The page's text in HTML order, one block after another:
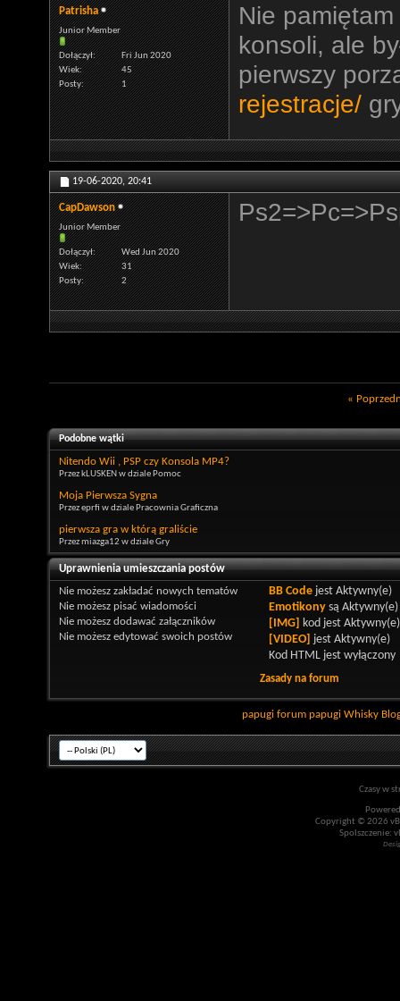
Patrisha
Junior Member
Dołączył
Fri Jun 2020
Wiek
45
Posty
1
Nie
konsoli, ale
pierwszy
rejestracje/
19-06-2020, 20:41
CapDawson
Junior Member
Dołączył
Wed Jun 2020
Wiek
31
Posty
2
«
Podobne wątki
Nitendo Wii , PSP czy Konsola MP4?
Przez kLUSKEN w dziale Pomoc
Moja Pierwsza Sygna
Przez eprfi w dziale Pracownia Graficzna
pierwsza gra w którą graliście
Przez miazga12 w dziale Gry
Uprawnienia umieszczania postów
Nie możesz zakładać nowych tematów
Nie możesz pisać wiadomości
Nie możesz dodawać załączników
Nie możesz edytować swoich postów
BB Codejest Aktywny(e)
Emotikonysą Aktywny(e)
[IMG]
kod jest Aktywny(e)
[VIDEO]
jest Aktywny(e)
Kod HTML jest wyłączony
Zasady na forum
papugi forum papugi Whisky
Czasy w
Copyright © 2026
Spolszczenie: